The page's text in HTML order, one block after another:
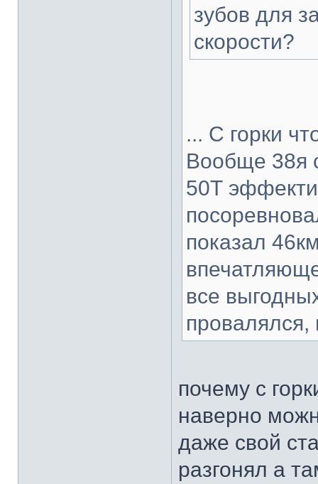
зубов для
скорости?
... С горки
Вообще 38я
50Т
показал
все
почему с
наверно
даже свой
разгонял а